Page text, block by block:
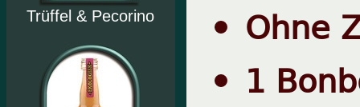
Trüffel & Pecorino
Ohne
1